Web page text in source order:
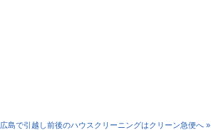
広島で引越し前後のハウスクリーニングはクリーン急便へ »